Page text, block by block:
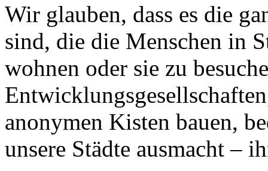
Wir glauben, dass es die
sind, die die Menschen in
wohnen oder sie zu
anonymen Kisten bauen,
unsere Städte ausmacht –